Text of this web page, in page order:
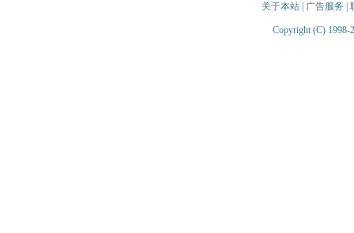
关于本站| 广告服务
Copyright (C) 1998-